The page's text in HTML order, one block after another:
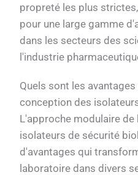
propreté les plus
pour une large gamme
dans les secteurs des
l'industrie
Quels sont les
conception des
L'approche modulaire
isolateurs de sécurité
d'avantages qui
laboratoire dans divers